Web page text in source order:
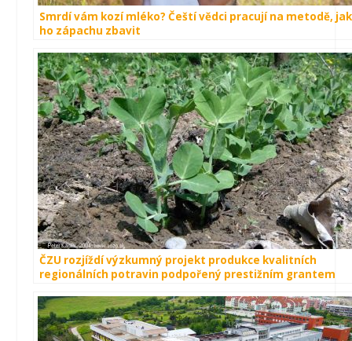
Smrdí vám kozí mléko? Čeští vědci pracují na metodě, jak
ho zápachu zbavit
ČZU rozjíždí výzkumný projekt produkce kvalitních
regionálních potravin podpořený prestižním grantem